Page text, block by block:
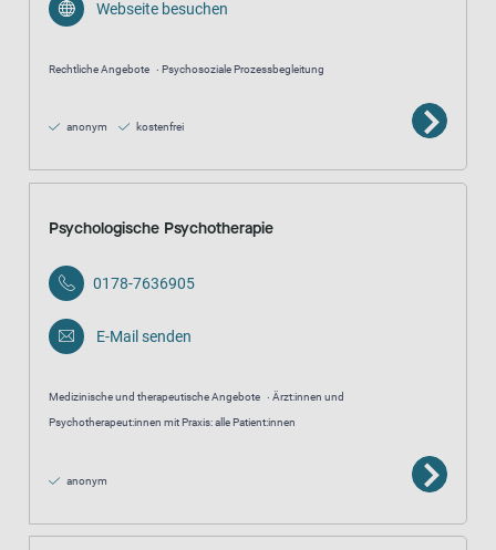
Webseite besuchen
Rechtliche Angebote Psychosoziale Prozessbegleitung
anonym kostenfrei
Psychologische Psychotherapie
0178-7636905
E-Mail senden
Medizinische und therapeutische Angebote
Ärzt:innen und
Psychotherapeut:innen mit Praxis: alle Patient:innen
anonym